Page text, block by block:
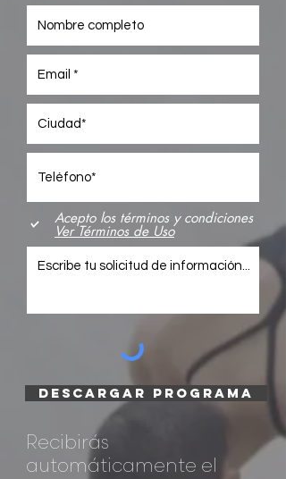
Acepto los términos y condiciones
Ver Términos de Uso
DESCARGAR PROGRAMA
Recibirás
automáticamente el